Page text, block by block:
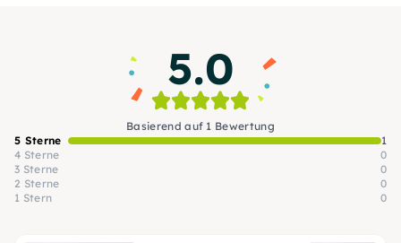
5.0
Basierend auf 1 Bewertung
5 Sterne
1
4 Sterne
0
3 Sterne
0
2 Sterne
0
1 Stern
0